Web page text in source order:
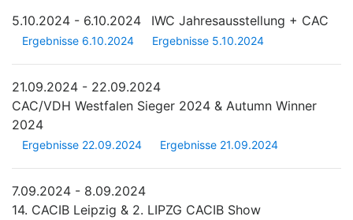
5.10.2024 - 6.10.2024 IWC Jahresausstellung + CAC
Ergebnisse 6.10.2024 Ergebnisse 5.10.2024
21.09.2024 - 22.09.2024
CAC/VDH Westfalen Sieger 2024 & Autumn Winner
2024
Ergebnisse 22.09.2024 Ergebnisse 21.09.2024
7.09.2024 - 8.09.2024
14. CACIB Leipzig & 2. LIPZG CACIB Show